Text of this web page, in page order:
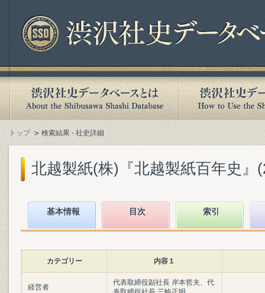
トップ 検索結果 - 社史詳細
北越製紙(株)『北越製紙百年史』
基本情報 目次 索引
カテゴリー 内容１
経営者
代表取締役副社長 岸本哲夫、代